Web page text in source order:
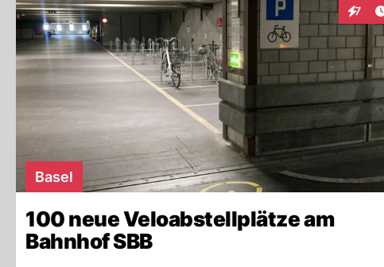
7
Basel
100 neue Veloabstellplätze am
Bahnhof SBB